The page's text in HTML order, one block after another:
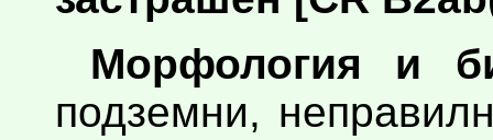
Морфология и
подземни,